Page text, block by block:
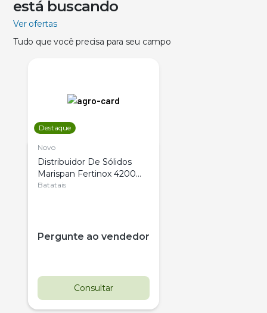
está buscando
Ver ofertas
Tudo que você precisa para seu campo
Destaque
Novo
Distribuidor De Sólidos
Marispan Fertinox 4200
Citrus
Batatais
Pergunte ao vendedor
Consultar